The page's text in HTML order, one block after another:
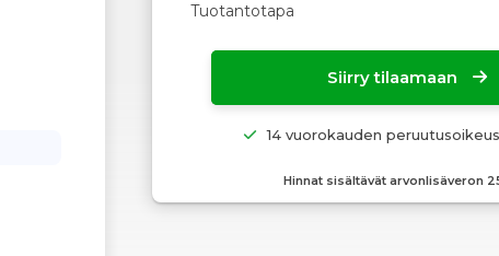
Tuotantotapa
Siirry tilaamaan
14 vuorokauden peruutusoikeus
Hinnat sisältävät arvonlisäveron